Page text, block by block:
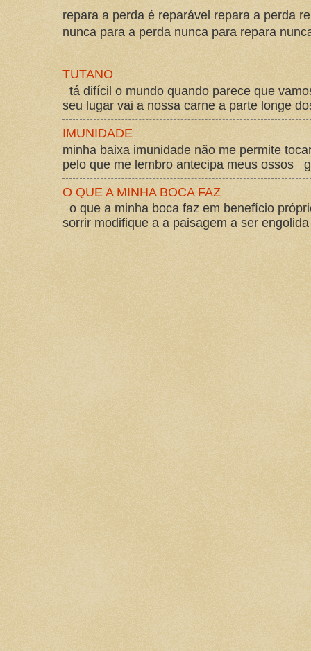
repara a perda é reparável repara a perda
nunca para a perda nunca para repara
TUTANO
tá difícil o mundo quando parece que
seu lugar vai a nossa carne a parte longe
IMUNIDADE
minha baixa imunidade não me permite
pelo que me lembro antecipa meus ossos
O QUE A MINHA BOCA FAZ
o que a minha boca faz em benefício
sorrir modifique a a paisagem a ser